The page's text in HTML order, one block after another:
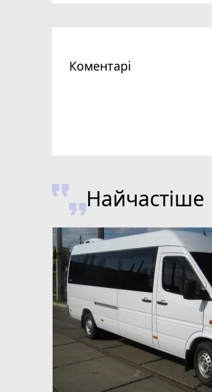
Коментарі
Найчастіше